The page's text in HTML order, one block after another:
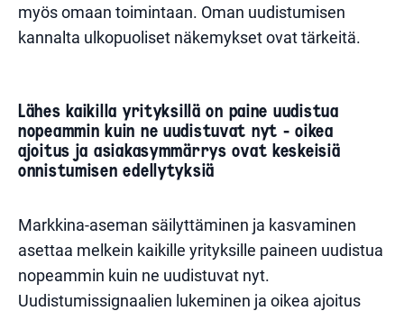
myös omaan toimintaan. Oman uudistumisen
kannalta ulkopuoliset näkemykset ovat tärkeitä.
Lähes kaikilla yrityksillä on paine uudistua
nopeammin kuin ne uudistuvat nyt - oikea
ajoitus ja asiakasymmärrys ovat keskeisiä
onnistumisen edellytyksiä
Markkina-aseman säilyttäminen ja kasvaminen
asettaa melkein kaikille yrityksille paineen uudistua
nopeammin kuin ne uudistuvat nyt.
Uudistumissignaalien lukeminen ja oikea ajoitus